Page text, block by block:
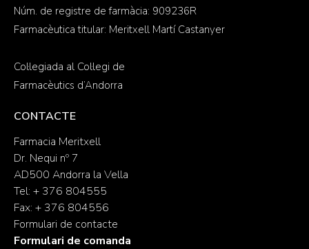
Núm. de registre de farmàcia: 909236R
Farmacèutica titular: Meritxell Martí Castanyer
Col·legiada al Col·legi de
Farmacèutics d’Andorra
CONTACTE
Farmacia Meritxell
Dr. Nequi nº 7
AD500 Andorra la Vella
Tel: + 376 804555
Fax: + 376 804556
Formulari de contacte
Formulari de comanda